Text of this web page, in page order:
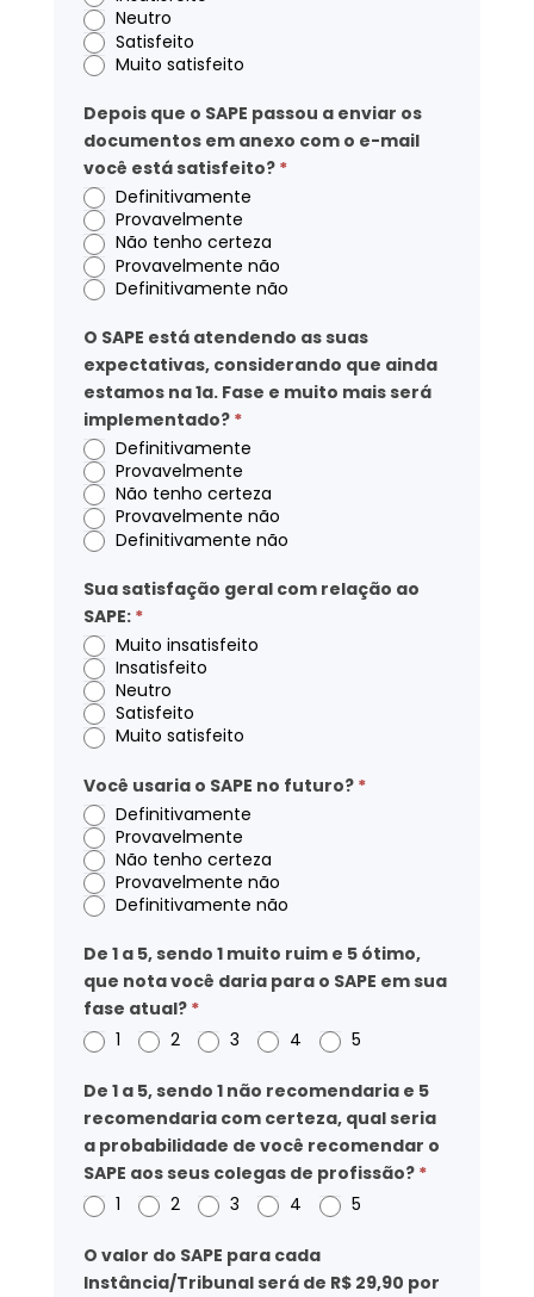
Neutro
Satisfeito
Muito satisfeito
Depois que o SAPE passou a enviar os
documentos em anexo com o e-mail
você está satisfeito? *
Definitivamente
Provavelmente
Não tenho certeza
Provavelmente não
Definitivamente não
O SAPE está atendendo as suas
expectativas, considerando que ainda
estamos na 1a. Fase e muito mais será
implementado? *
Definitivamente
Provavelmente
Não tenho certeza
Provavelmente não
Definitivamente não
Sua satisfação geral com relação ao
SAPE: *
Muito insatisfeito
Insatisfeito
Neutro
Satisfeito
Muito satisfeito
Você usaria o SAPE no futuro? *
Definitivamente
Provavelmente
Não tenho certeza
Provavelmente não
Definitivamente não
De 1 a 5, sendo 1 muito ruim e 5 ótimo,
que nota você daria para o SAPE em sua
fase atual? *
1
2 3 4 5
De 1 a 5, sendo 1 não recomendaria e 5
recomendaria com certeza, qual seria
a probabilidade de você recomendar o
SAPE aos seus colegas de profissão? *
1
2 3 4 5
O valor do SAPE para cada
Instância/Tribunal será de R$ 29,90 por